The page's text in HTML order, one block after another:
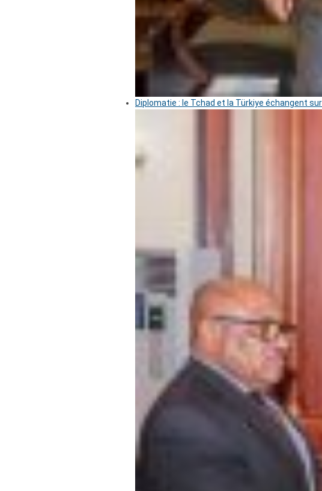
Diplomatie : le Tchad et la Türkiye échangent